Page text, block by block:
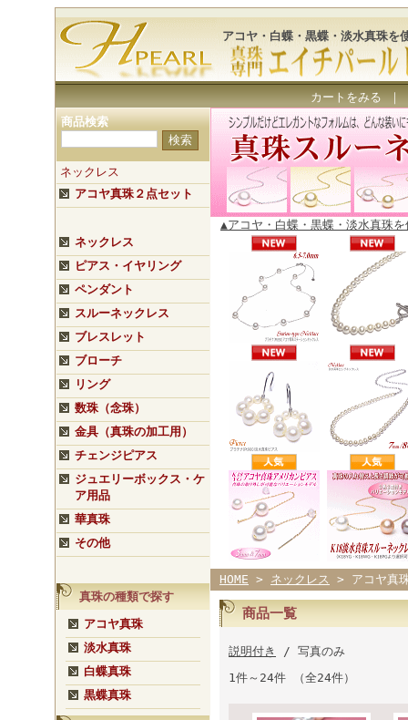
アコヤ・白蝶・黒蝶・淡水真珠を
カートをみる｜
商品検索
ネックレス
アコヤ真珠２点セット
ネックレス
ピアス・イヤリング
ペンダント
スルーネックレス
ブレスレット
ブローチ
リング
数珠（念珠）
金具（真珠の加工用）
チェンジピアス
ジュエリーボックス・ケ
ア用品
華真珠
その他
真珠の種類で探す
アコヤ真珠
淡水真珠
白蝶真珠
黒蝶真珠
▲アコヤ・白蝶・黒蝶・淡水真珠
HOME > ネックレス > アコヤ真
商品一覧
説明付き
/ 写真のみ
1件～24件 （全24件）